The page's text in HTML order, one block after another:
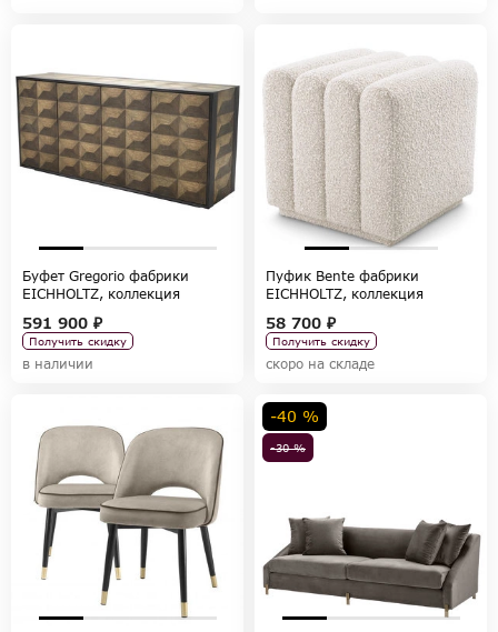
Буфет Gregorio фабрики
EICHHOLTZ, коллекция
591 900 ₽
Получить скидку
в наличии
Пуфик Bente фабрики
EICHHOLTZ, коллекция
58 700 ₽
Получить скидку
скоро на складе
-30 %
-40 %